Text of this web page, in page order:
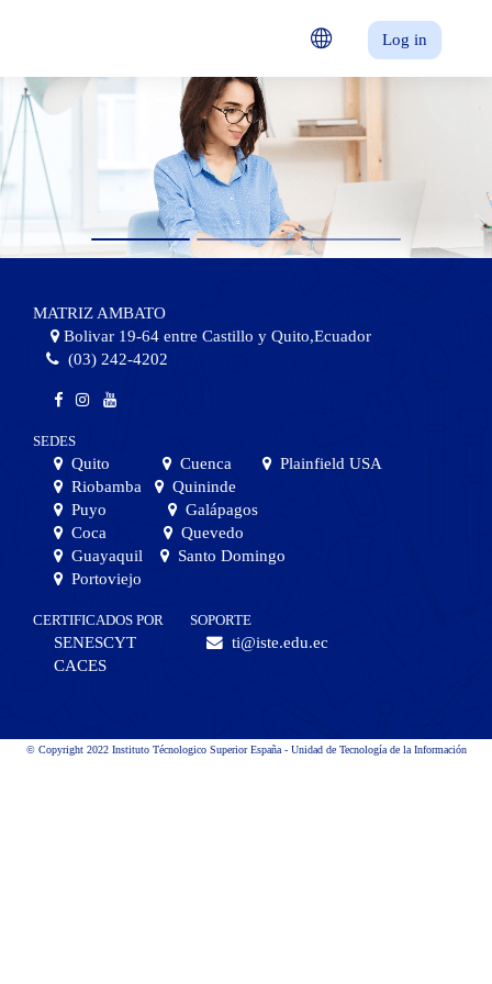
Log in
MATRIZ AMBATO
Bolivar 19-64 entre Castillo y Quito,Ecuador
(03) 242-4202
SEDES
Quito Cuenca
Plainfield USA
Riobamba
Quininde
Puyo
Galápagos
Coca
Quevedo
Guayaquil
Santo Domingo
Portoviejo
CERTIFICADOS POR SOPORTE
SENESCYT
ti@iste.edu.ec
CACES
© Copyright 2022 Instituto Técnologico Superior España - Unidad de Tecnología de la Información